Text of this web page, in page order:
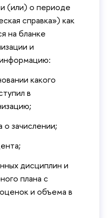
(или) о периоде
справка») как
на бланке
и
какого
в
о зачислении;
дисциплин и
плана с
и объема в